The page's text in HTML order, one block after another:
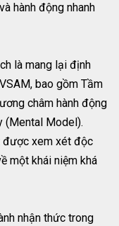
hành động nhanh
là mang lại định
bao gồm Tầm
châm hành động
(Mental Model).
được xem xét độc
một khái niệm khá
nhận thức trong